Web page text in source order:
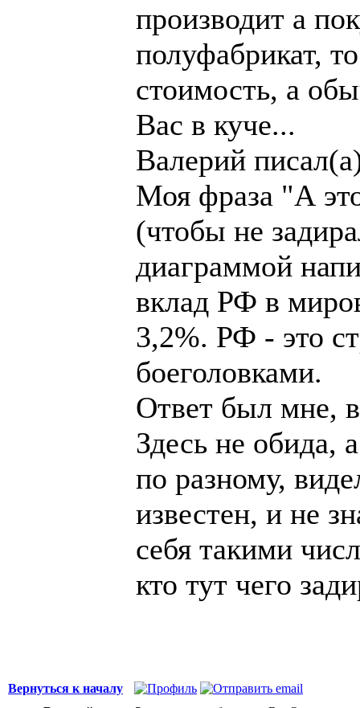
производит а
полуфабрикат,
стоимость, а
Вас в куче...
Валерий
Моя фраза "А
(чтобы не
диаграммой
вклад РФ в
3,2%. РФ - это
боеголовками.
Ответ был мне,
Здесь не обида,
по разному,
известен, и не
себя такими
кто тут чего
Вернуться к началу